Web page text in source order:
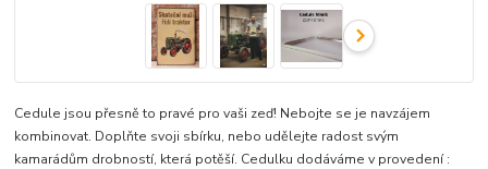
Cedule jsou přesně to pravé pro vaši zeď! Nebojte se je navzájem
kombinovat. Doplňte svoji sbírku, nebo udělejte radost svým
kamarádům drobností, která potěší. Cedulku dodáváme v provedení :